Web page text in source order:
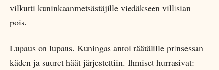
vilkutti kuninkaanmetsästäjille viedäkseen villisian
pois.
Lupaus on lupaus. Kuningas antoi räätälille prinsessan
käden ja suuret häät järjestettiin. Ihmiset hurrasivat: